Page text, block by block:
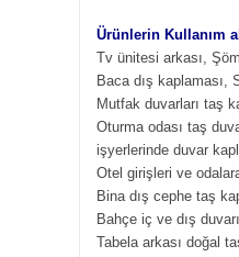
Ürünlerin Kullanım
Tv ünitesi arkası,
Baca dış kaplaması,
Mutfak duvarları taş
Oturma odası taş
işyerlerinde duvar
Otel girişleri ve
Bina dış cephe taş
Bahçe iç ve dış
Tabela arkası doğal